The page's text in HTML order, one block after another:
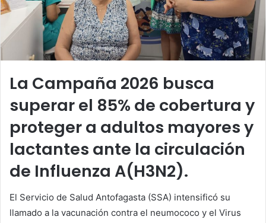
La Campaña 2026 busca
superar el 85% de cobertura y
proteger a adultos mayores y
lactantes ante la circulación
de Influenza A(H3N2).
El Servicio de Salud Antofagasta (SSA) intensificó su
llamado a la vacunación contra el neumococo y el Virus